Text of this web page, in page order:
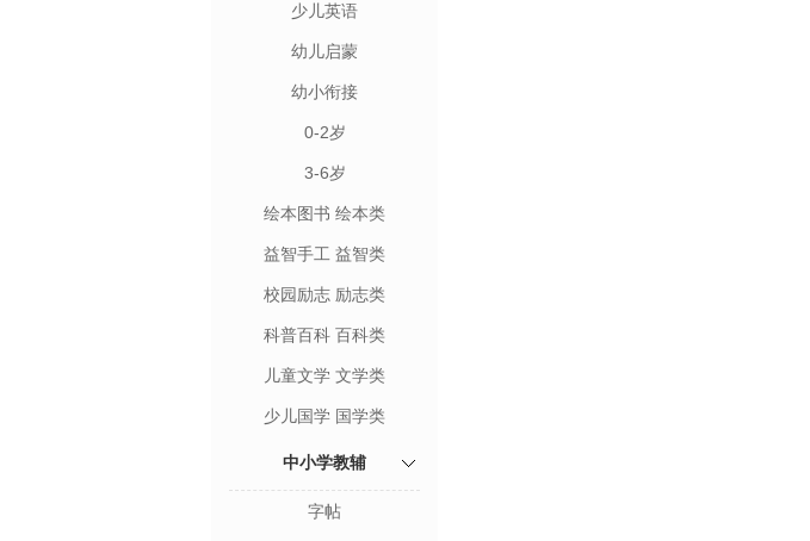
少儿英语
幼儿启蒙
幼小衔接
0-2岁
3-6岁
绘本图书 绘本类
益智手工 益智类
校园励志 励志类
科普百科 百科类
儿童文学 文学类
少儿国学 国学类
中小学教辅
字帖